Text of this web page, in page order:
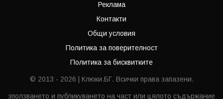
Реклама
Контакти
Общи условия
Политика за поверителност
Политика за бисквитките
© 2013 - 2026 | Клюки.БГ. Всички права запазени.
зползването и публикуването на част или цялото съдържание